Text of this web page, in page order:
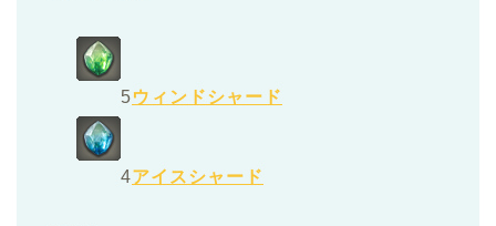
5ウィンドシャード
4アイスシャード